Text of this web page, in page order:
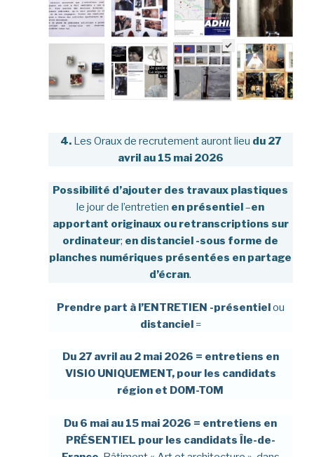
4.Les Oraux de recrutement auront lieu du 27
avril au 15 mai 2026
Possibilité d’ajouter des travaux plastiques
le jour de l’entretien en présentiel–en
apportant originaux ou retranscriptions sur
ordinateur; en distanciel -sous forme de
planches numériques présentées en partage
d’écran.
Prendre part à l’ENTRETIEN -présentielou
distanciel =
Du 27 avril au 2 mai 2026 = entretiens en
VISIOUNIQUEMENT, pour les candidats
région et DOM-TOM
Du 6 mai au 15 mai 2026 = entretiens en
PRÉSENTIEL pour les candidats Île-de-